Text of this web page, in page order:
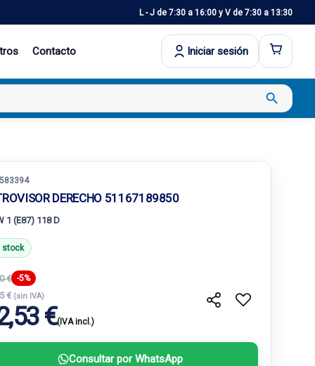
L - J de 7:30 a 16:00 y V de 7:30 a 13:30
Contacto Iniciar sesión
search
DERECHO 51167189850
1 (E87) 118 D
stock
€ -5%
€ (sin IVA)
€(IVA incl.)
Consultar por WhatsApp